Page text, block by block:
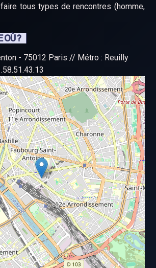
tous types de rencontres (homme,
OÙ ?
- 75012 Paris // Métro : Reuilly